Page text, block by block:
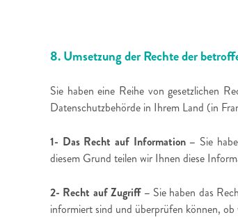
8. Umsetzung der Rechte der
Sie haben eine Reihe von gesetzlichen
Datenschutzbehörde in Ihrem Land (in
1- Das Recht auf Information – Sie
diesem Grund teilen wir Ihnen diese
2- Recht auf Zugriff – Sie haben das
informiert sind und überprüfen können,